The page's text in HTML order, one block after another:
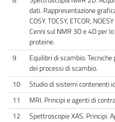
dati. Rappresentazione
COSY. TOCSY, ETCOR,
Cenni sul NMR 3D e 4D per
proteine.
9
Equilibri di scambio.
dei processi di scambio.
10
Studio di sistemi contenenti
11
MRI. Principi e agenti di
12
Spettroscopie XAS. Principi.